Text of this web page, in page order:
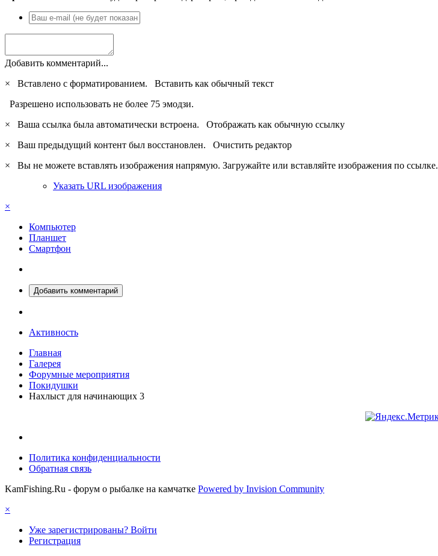
Добавить комментарий...
×
Вставлено с форматированием. Вставить как обычный текст
Разрешено использовать не более 75 эмодзи.
×
Ваша ссылка была автоматически встроена. Отображать как обычную ссылку
×
Ваш предыдущий контент был восстановлен. Очистить редактор
×
Вы не можете вставлять изображения напрямую. Загружайте или вставляйте изображения по ссылке.
Указать URL изображения
×
Компьютер
Планшет
Смартфон
Добавить комментарий
Активность
Главная
Галерея
Форумные мероприятия
Покидушки
Нахлыст для начинающих 3
Политика конфиденциальности
Обратная связь
KamFishing.Ru - форум о рыбалке на камчатке Powered by Invision Community
×
Уже зарегистрированы? Войти
Регистрация